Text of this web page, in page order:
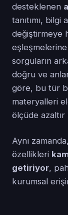
desteklenen
tanıtımı,
değiştirmeye
sorguların
doğru ve
göre, bu tür
materyalleri
ölçüde
Aynı
özellikleri
getiriyor,
kurumsal